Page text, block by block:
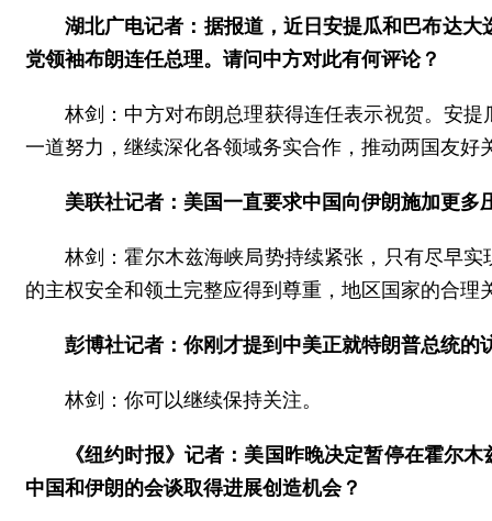
湖北广电记者：据报道，近日安提瓜和巴布达
党领袖布朗连任总理。请问中方对此有何评论？
林剑：中方对布朗总理获得连任表示祝贺。安
一道努力，继续深化各领域务实合作，推动两国友好
美联社记者：美国一直要求中国向伊朗施加更
林剑：霍尔木兹海峡局势持续紧张，只有尽早
的主权安全和领土完整应得到尊重，地区国家的合
彭博社记者：你刚才提到中美正就特朗普总统
林剑：你可以继续保持关注。
《纽约时报》记者：美国昨晚决定暂停在霍尔
中国和伊朗的会谈取得进展创造机会？